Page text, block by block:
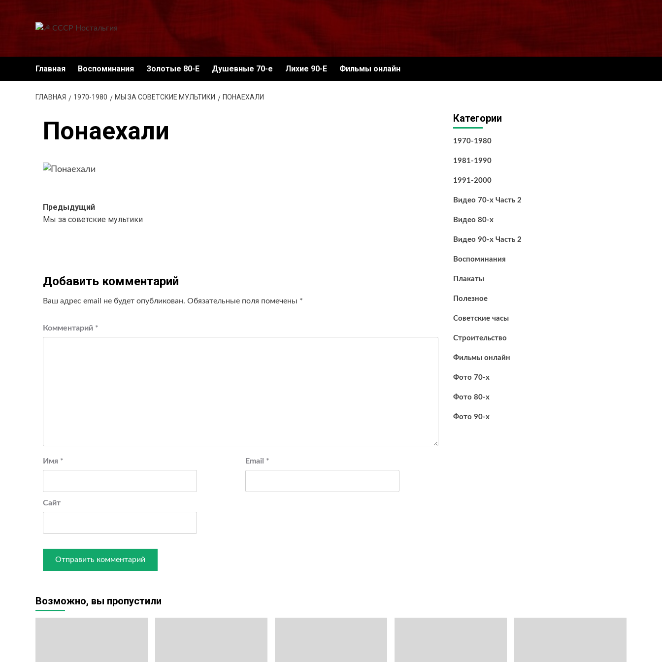
содержимому
Главная Воспоминания Золотые 80-Е Душевные 70-е Лихие 90-Е Фильмы онлайн
ГЛАВНАЯ 1970-1980 МЫ ЗА СОВЕТСКИЕ МУЛЬТИКИ ПОНАЕХАЛИ
Понаехали
Навигация
записи
Предыдущий
Мы за советские мультики
Добавить комментарий
Ваш адрес email не будет опубликован. Обязательные поля помечены *
Комментарий *
Имя * Email *
Сайт
Категории
1970-1980
1981-1990
1991-2000
Видео 70-х Часть 2
Видео 80-х
Видео 90-х Часть 2
Воспоминания
Плакаты
Полезное
Советские часы
Строительство
Фильмы онлайн
Фото 70-х
Фото 80-х
Фото 90-х
Возможно, вы пропустили